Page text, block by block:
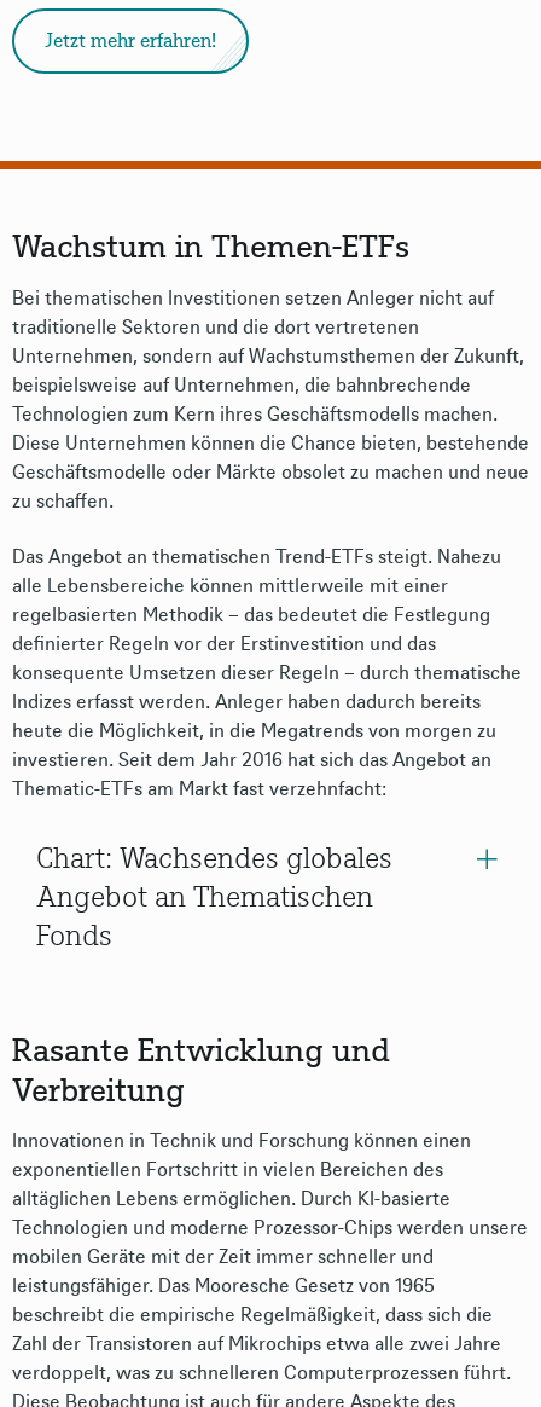
Jetzt mehr erfahren!
Wachstum in Themen-ETFs
Bei thematischen Investitionen setzen Anleger nicht auf
traditionelle Sektoren und die dort vertretenen
Unternehmen, sondern auf Wachstumsthemen der Zukunft,
beispielsweise auf Unternehmen, die bahnbrechende
Technologien zum Kern ihres Geschäftsmodells machen.
Diese Unternehmen können die Chance bieten, bestehende
Geschäftsmodelle oder Märkte obsolet zu machen und neue
zu schaffen.
Das Angebot an thematischen Trend-ETFs steigt. Nahezu
alle Lebensbereiche können mittlerweile mit einer
regelbasierten Methodik – das bedeutet die Festlegung
definierter Regeln vor der Erstinvestition und das
konsequente Umsetzen dieser Regeln – durch thematische
Indizes erfasst werden. Anleger haben dadurch bereits
heute die Möglichkeit, in die Megatrends von morgen zu
investieren. Seit dem Jahr 2016 hat sich das Angebot an
Thematic-ETFs am Markt fast verzehnfacht:
Chart: Wachsendes globales
Angebot an Thematischen
Fonds
Rasante Entwicklung und
Verbreitung
Innovationen in Technik und Forschung können einen
exponentiellen Fortschritt in vielen Bereichen des
alltäglichen Lebens ermöglichen. Durch KI-basierte
Technologien und moderne Prozessor-Chips werden unsere
mobilen Geräte mit der Zeit immer schneller und
leistungsfähiger. Das Mooresche Gesetz von 1965
beschreibt die empirische Regelmäßigkeit, dass sich die
Zahl der Transistoren auf Mikrochips etwa alle zwei Jahre
verdoppelt, was zu schnelleren Computerprozessen führt.
Diese Beobachtung ist auch für andere Aspekte des